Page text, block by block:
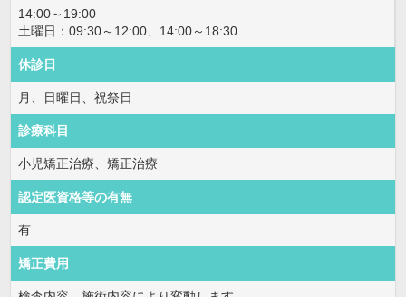
14:00～19:00
土曜日：09:30～12:00、14:00～18:30
休診日
月、日曜日、祝祭日
診療科目
小児矯正治療、矯正治療
認定医資格等の有無
有
矯正費用